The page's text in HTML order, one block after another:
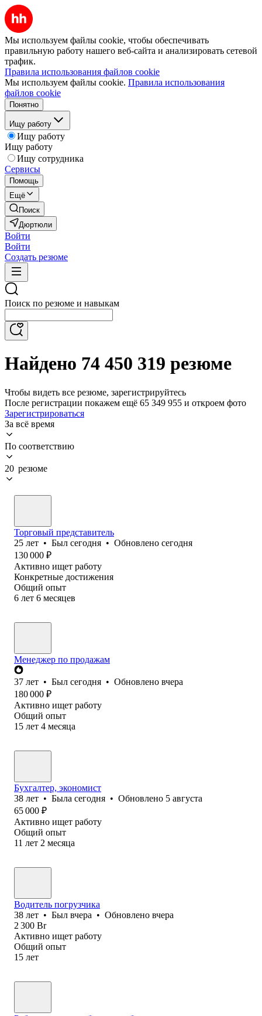
Мы используем файлы cookie, чтобы обеспечивать
правильную работу нашего веб-сайта и анализировать сетевой
трафик.
Правила использования файлов cookie
Мы используем файлы cookie. Правила использования
файлов cookie
Понятно
Ищу работу
Ищу работу
Ищу работу
Ищу сотрудника
Сервисы
Помощь
Ещё
Поиск
Дюртюли
Войти
Войти
Создать резюме
Поиск по резюме и навыкам
Найдено 74 450 319 резюме
Чтобы видеть все резюме, зарегистрируйтесь
После регистрации покажем ещё 65 349 955 и откроем фото
Зарегистрироваться
За всё время
По соответствию
20 резюме
Торговый представитель
25 лет • Был сегодня • Обновлено сегодня
130 000 ₽
Активно ищет работу
Конкретные достижения
Общий опыт
6 лет 6 месяцев
Менеджер по продажам
37 лет • Был сегодня • Обновлено вчера
180 000 ₽
Активно ищет работу
Общий опыт
15 лет 4 месяца
Бухгалтер, экономист
38 лет • Была сегодня • Обновлено 5 августа
65 000 ₽
Активно ищет работу
Общий опыт
11 лет 2 месяца
Водитель погрузчика
38 лет • Был вчера • Обновлено вчера
2 300 Br
Активно ищет работу
Общий опыт
15 лет